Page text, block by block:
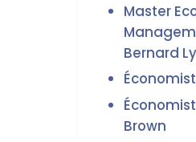
Master
Bernard
Brown